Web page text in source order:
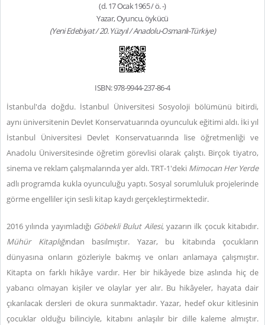
(d. 17 Ocak 1965 / ö. -)
Yazar, Oyuncu, öykücü
(Yeni Edebiyat / 20. Yüzyıl / Anadolu-Osmanlı-Türkiye)
ISBN: 978-9944-237-86-4
İstanbul'da doğdu. İstanbul Üniversitesi Sosyoloji bölümünü bitirdi,
aynı üniversitenin Devlet Konservatuarında oyunculuk eğitimi aldı. İki yıl
İstanbul Üniversitesi Devlet Konservatuarında lise öğretmenliği ve
Anadolu Üniversitesinde öğretim görevlisi olarak çalıştı. Birçok tiyatro,
sinema ve reklam çalışmalarında yer aldı. TRT-1'deki Mimocan Her Yerde
adlı programda kukla oyunculuğu yaptı. Sosyal sorumluluk projelerinde
görme engelliler için sesli kitap kaydı gerçekleştirmektedir.
2016 yılında yayımladığı Göbekli Bulut Ailesi, yazarın ilk çocuk kitabıdır.
Mühür Kitaplığından basılmıştır. Yazar, bu kitabında çocukların
dünyasına onların gözleriyle bakmış ve onları anlamaya çalışmıştır.
Kitapta on farklı hikâye vardır. Her bir hikâyede bize aslında hiç de
yabancı olmayan kişiler ve olaylar yer alır. Bu hikâyeler, hayata dair
çıkarılacak dersleri de okura sunmaktadır. Yazar, hedef okur kitlesinin
çocuklar olduğu bilinciyle, kitabını anlaşılır bir dille kaleme almıştır.